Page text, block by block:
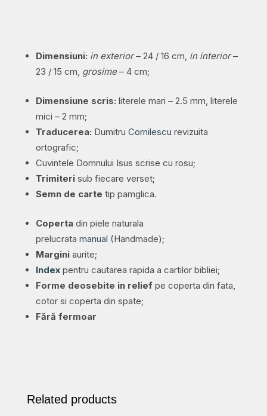
rugăciune,
index,
aurii,
cuv.
Isus
Dimensiuni: in exterior– 24 / 16 cm, in interior–
23 / 15 cm, grosime– 4 cm;
Dimensiune scris: literele mari – 2.5 mm, literele
mici – 2 mm;
Traducerea: Dumitru Cornilescu revizuita
ortografic;
Cuvintele Domnului Isus scrise cu rosu;
Trimiterisub fiecare verset;
Semn de carte tip pamglica.
Copertadin piele naturala
prelucrata manual (Handmade);
Marginiaurite;
Indexpentru cautarea rapida a cartilor bibliei;
Forme deosebite in relief pe coperta din fata,
cotor si coperta din spate;
Fără fermoar
Related products